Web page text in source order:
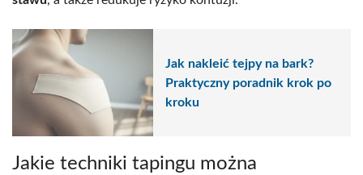
Jak nakleić tejpy na bark?
Praktyczny poradnik krok po
kroku
Jakie techniki tapingu można